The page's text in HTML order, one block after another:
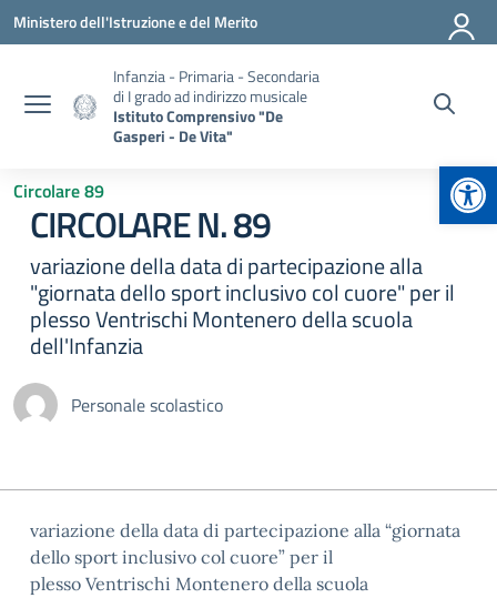
Vai ai contenuti
Vai al menu di navigazione
Vai al footer
Ministero dell'Istruzione e del Merito
Infanzia - Primaria - Secondaria
di I grado ad indirizzo musicale
Istituto Comprensivo "De
Gasperi - De Vita"
Circolare 89
CIRCOLARE N. 89
variazione della data di partecipazione alla
"giornata dello sport inclusivo col cuore" per il
plesso Ventrischi Montenero della scuola
dell'Infanzia
Personale scolastico
variazione della data di partecipazione alla “giornata
dello sport inclusivo col cuore” per il
plesso Ventrischi Montenero della scuola